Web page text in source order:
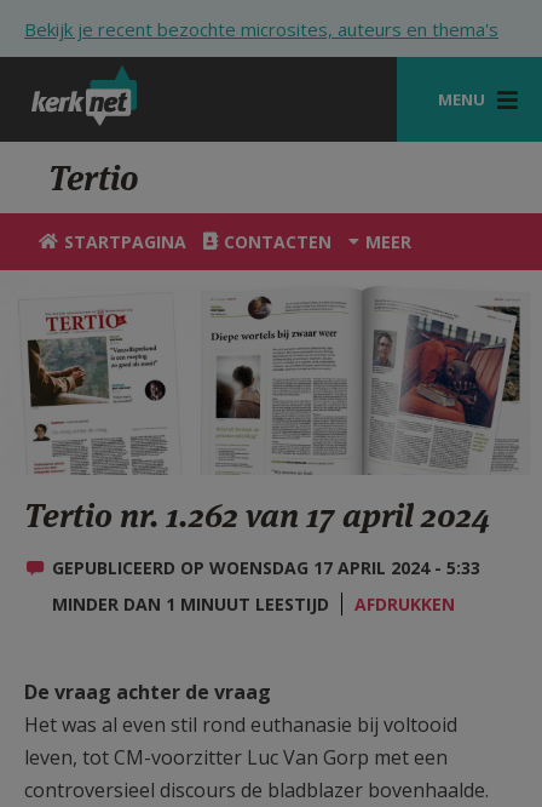
Bekijk je recent bezochte microsites, auteurs en thema's
MENU
STARTPAGINA
KERK
VIERINGEN
SHOP
ZOEKEN
HULP
STARTPAGINA PORTAAL
MIJN PAROCHIE
AANMELDEN OF REGISTREREN
Tertio
STARTPAGINA CONTACTEN MEER
Tertio nr. 1.262 van 17 april 2024
GEPUBLICEERD OP WOENSDAG 17 APRIL 2024 - 5:33
MINDER DAN 1 MINUUT LEESTIJD
AFDRUKKEN
De vraag achter de vraag
Het was al even stil rond euthanasie bij voltooid
leven, tot CM-voorzitter Luc Van Gorp met een
controversieel discours de bladblazer bovenhaalde.